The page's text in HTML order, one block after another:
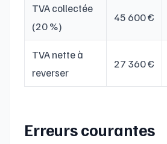
TVA collectée
(20 %)
45 600 €
TVA nette à
reverser
27 360 €
Erreurs courantes